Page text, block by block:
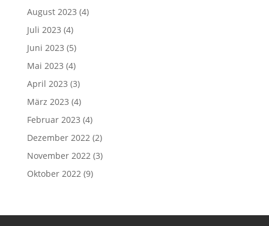
August 2023 (4)
Juli 2023 (4)
Juni 2023 (5)
Mai 2023 (4)
April 2023 (3)
März 2023 (4)
Februar 2023 (4)
Dezember 2022(2)
November 2022(3)
Oktober 2022(9)